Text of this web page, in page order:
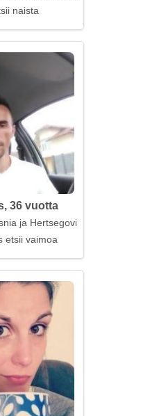
naista
36 vuotta
ja Hertsegovina
etsii vaimoa